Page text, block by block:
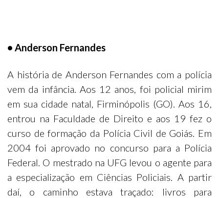
• Anderson Fernandes
A história de Anderson Fernandes com a polícia
vem da infância. Aos 12 anos, foi policial mirim
em sua cidade natal, Firminópolis (GO). Aos 16,
entrou na Faculdade de Direito e aos 19 fez o
curso de formação da Polícia Civil de Goiás. Em
2004 foi aprovado no concurso para a Polícia
Federal. O mestrado na UFG levou o agente para
a especialização em Ciências Policiais. A partir
daí, o caminho estava traçado: livros para